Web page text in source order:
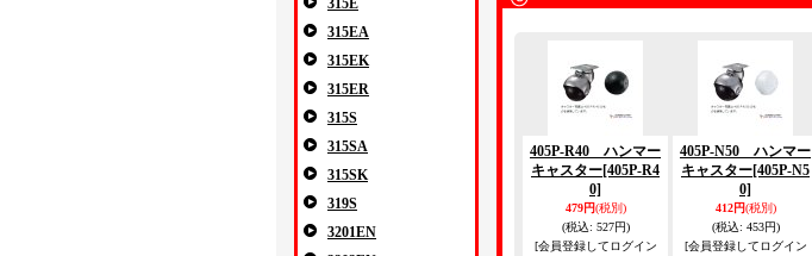
315E
315EA
315EK
315ER
315S
315SA
315SK
319S
3201EN
405P-R40 ハンマー
キャスター[405P-R4
0]
479円(税別)
(税込: 527円)
[会員登録してログイン
405P-N50 ハンマー
キャスター[405P-N5
0]
412円(税別)
(税込: 453円)
[会員登録してログイン